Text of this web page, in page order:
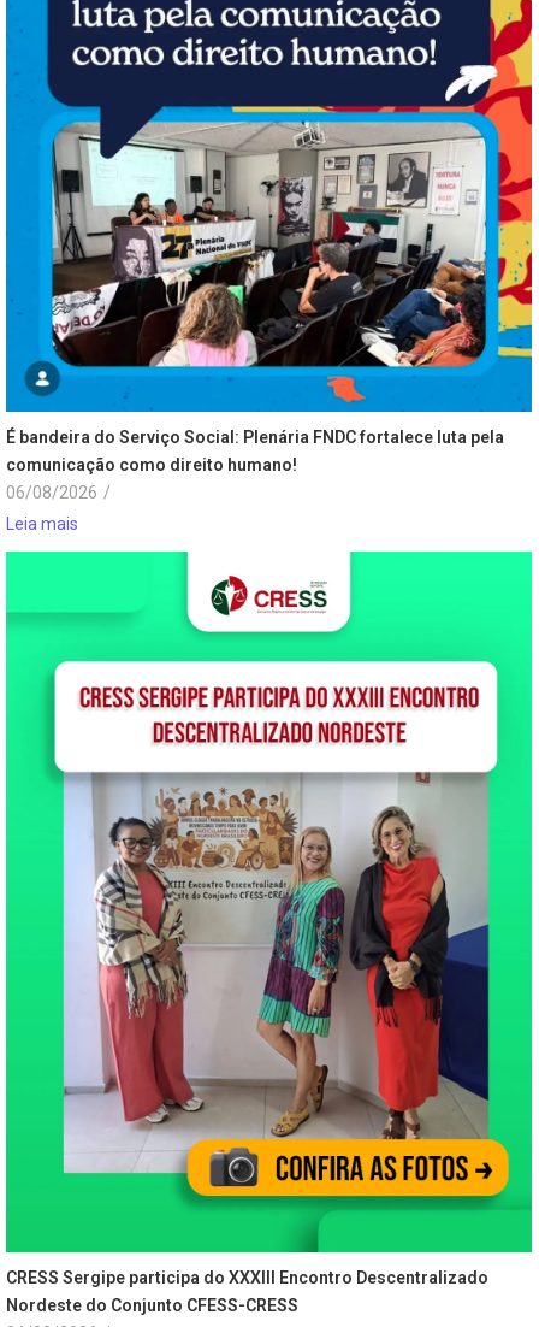
É bandeira do Serviço Social: Plenária FNDC fortalece luta pela
comunicação como direito humano!
06/08/2026 /
Leia mais
CRESS Sergipe participa do XXXIII Encontro Descentralizado
Nordeste do Conjunto CFESS-CRESS